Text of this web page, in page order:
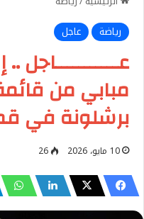
رياضة
عاجل
مبابي من
برشلونة في
10 مايو، 2026 26